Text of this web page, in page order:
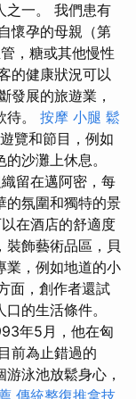
之一。 我們患有
懷孕的母親（第
，糖或其他慢性
的健康狀況可以
發展的旅遊業，
。 按摩 小腿 鬆
覽和節目，例如
沙灘上休息。
留在邁阿密，每
的氛圍和獨特的景
在酒店的舒適度
裝飾藝術品區，貝
業，例如地道的小
面，創作者還試
的生活條件。
年5月，他在匈
前為止錯過的
泳池放鬆身心，
傳統整復推拿技